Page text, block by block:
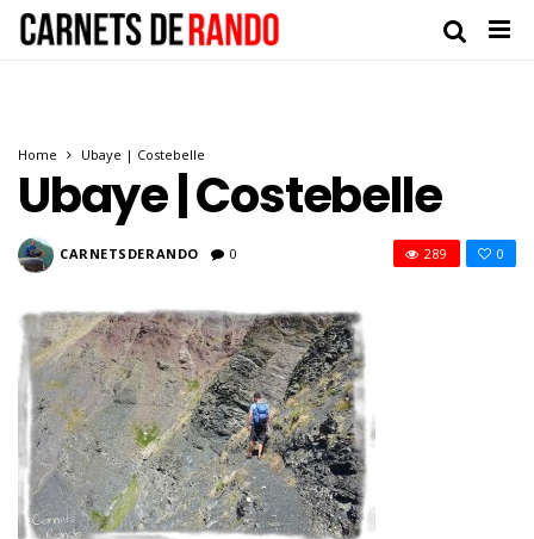
Home Ubaye | Costebelle
Ubaye | Costebelle
CARNETSDERANDO 0 0
289